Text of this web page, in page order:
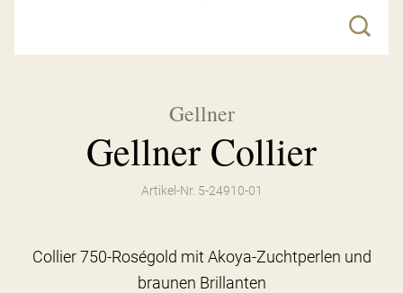
Gellner
Gellner Collier
Artikel-Nr. 5-24910-01
Collier 750-Roségold mit Akoya-Zuchtperlen und
braunen Brillanten